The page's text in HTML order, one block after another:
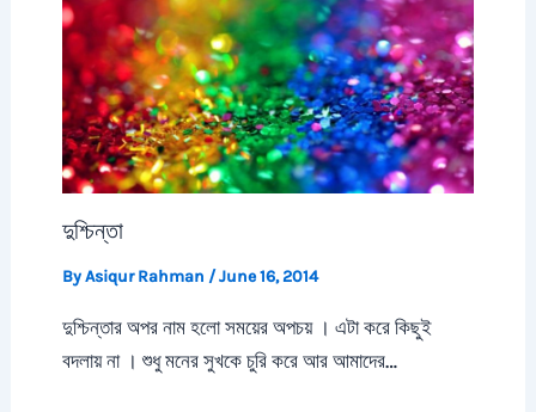
দুশ্চিন্তা
ByAsiqur Rahman /June 16, 2014
দুশ্চিন্তার অপর নাম হলো সময়ের অপচয় । এটা করে কিছুই
বদলায় না । শুধু মনের সুখকে চুরি করে আর আমাদের…